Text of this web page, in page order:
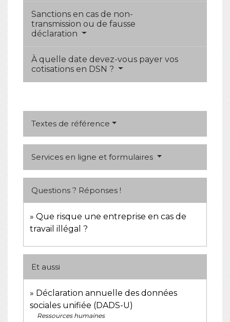
Sanctions en cas de non-
transmission ou de fausse
déclaration
À quelle date devez-vous payer vos
cotisations en DSN ?
Textes de référence
Services en ligne et formulaires
Questions ? Réponses !
Que risque une entreprise en cas de
travail illégal ?
Et aussi
Déclaration annuelle des données
sociales unifiée (DADS-U)
Ressources humaines